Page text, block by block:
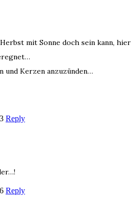
mit Sonne doch sein kann, hier
und Kerzen anzuzünden…
Reply
Reply